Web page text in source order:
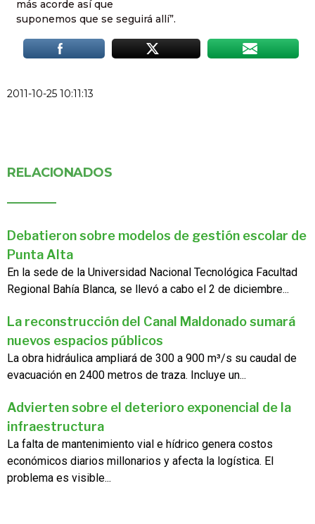
más acorde así que
suponemos que se seguirá allí”.
2011-10-25 10:11:13
RELACIONADOS
Debatieron sobre modelos de gestión escolar de
Punta Alta
En la sede de la Universidad Nacional Tecnológica Facultad
Regional Bahía Blanca, se llevó a cabo el 2 de diciembre...
La reconstrucción del Canal Maldonado sumará
nuevos espacios públicos
La obra hidráulica ampliará de 300 a 900 m³/s su caudal de
evacuación en 2400 metros de traza. Incluye un...
Advierten sobre el deterioro exponencial de la
infraestructura
La falta de mantenimiento vial e hídrico genera costos
económicos diarios millonarios y afecta la logística. El
problema es visible...